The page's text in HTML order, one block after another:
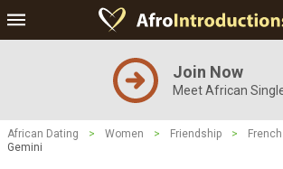
Join Now
Meet African
African Dating > Women > Friendship > French
Gemini